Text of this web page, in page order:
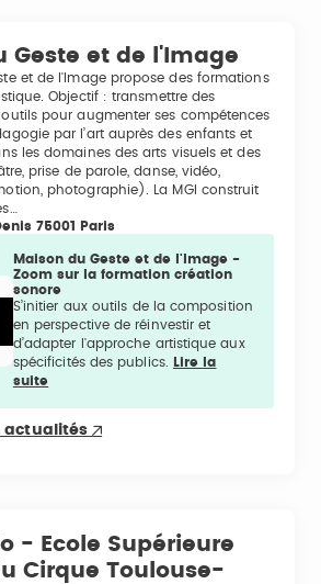
Geste et de l'Image
et de l'Image propose des formations
Objectif : transmettre des
pour augmenter ses compétences
par l’art auprès des enfants et
les domaines des arts visuels et des
prise de parole, danse, vidéo,
photographie). La MGI construit
75001 Paris
Maison du Geste et de l'Image -
Zoom sur la formation création
sonore
S’initier aux outils de la composition
en perspective de réinvestir et
d’adapter l'approche artistique aux
spécificités des publics.
Lire la
suite
actualités
- Ecole Supérieure
Cirque Toulouse-